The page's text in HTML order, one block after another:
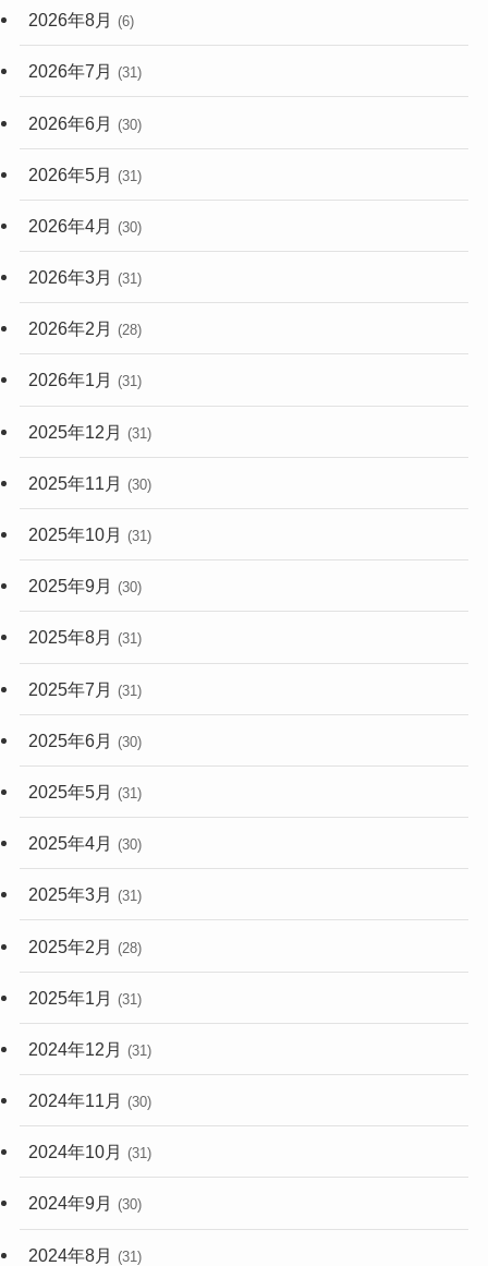
(248)
2026年8月 (6)
2026年7月 (31)
2026年6月 (30)
2026年5月 (31)
2026年4月 (30)
2026年3月 (31)
2026年2月 (28)
2026年1月 (31)
2025年12月 (31)
2025年11月 (30)
2025年10月 (31)
2025年9月 (30)
2025年8月 (31)
2025年7月 (31)
2025年6月 (30)
2025年5月 (31)
2025年4月 (30)
2025年3月 (31)
2025年2月 (28)
2025年1月 (31)
2024年12月 (31)
2024年11月 (30)
2024年10月 (31)
2024年9月 (30)
2024年8月 (31)